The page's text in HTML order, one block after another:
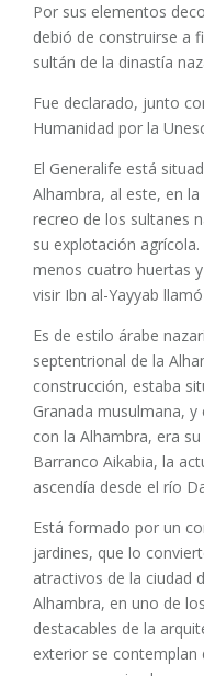
Por sus elementos
debió de construirse a
sultán de la dinastía
Fue declarado, junto
Humanidad por la
El Generalife está
Alhambra, al este, en
recreo de los sultanes
su explotación
menos cuatro huertas
visir Ibn al-Yayyab
Es de estilo árabe
septentrional de la
construcción, estaba
Granada musulmana,
con la Alhambra, era
Barranco Aikabia, la
ascendía desde el río
Está formado por un
jardines, que lo
atractivos de la ciudad
Alhambra, en uno de
destacables de la
exterior se